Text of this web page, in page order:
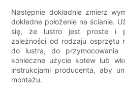
Następnie dokładnie zmierz
dokładne położenie na ścianie.
się, że lustro jest proste i
zależności od rodzaju osprzętu
do lustra, do
konieczne użycie kotew lub
instrukcjami producenta, aby
montażu.